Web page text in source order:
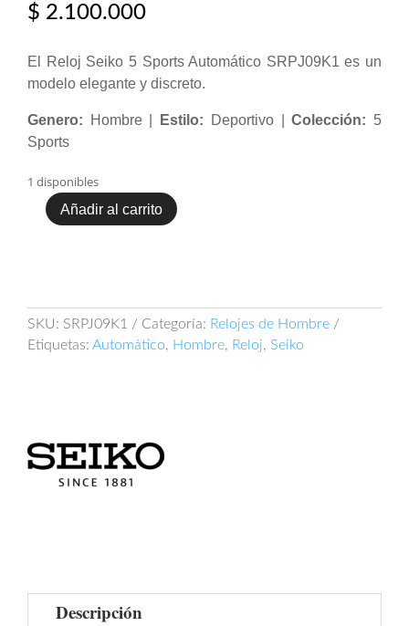
$ 2.100.000
El Reloj Seiko 5 Sports Automático SRPJ09K1 es un
modelo elegante y discreto.
Genero: Hombre | Estilo: Deportivo |Colección: 5
Sports
1 disponibles
Reloj
SRPJ09K1
cantidad
Añadir al carrito
SKU: SRPJ09K1 Categoría: Relojes de Hombre
Etiquetas: Automático, Hombre, Reloj, Seiko
Descripción